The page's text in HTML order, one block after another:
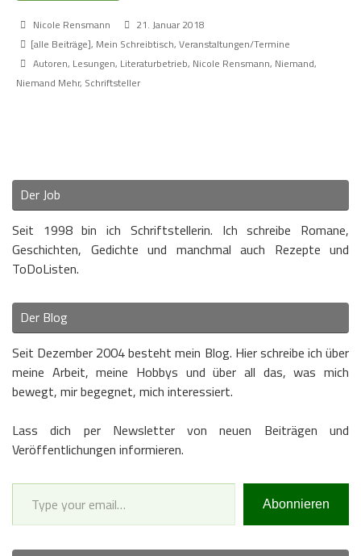
Nicole Rensmann
21. Januar 2018
[alle Beiträge], Mein Schreibtisch, Veranstaltungen/Termine
Autoren, Lesungen, Literaturbetrieb, Nicole Rensmann, Niemand,
Niemand Mehr, Schriftsteller
Der Job
Seit 1998 bin ich Schriftstellerin. Ich schreibe Romane,
Geschichten, Gedichte und manchmal auch Rezepte und
ToDoListen.
Der Blog
Seit Dezember 2004 besteht mein Blog. Hier schreibe ich über
meine Arbeit, meine Hobbys und über all das, was mich
bewegt, mir begegnet, mich interessiert.
Lass dich per Newsletter von neuen Beiträgen und
Veröffentlichungen informieren.
Type your email…
Abonnieren